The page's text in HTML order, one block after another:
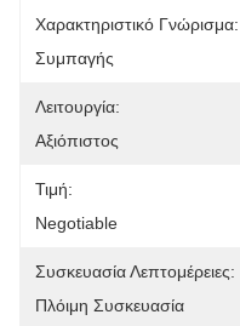
Χαρακτηριστικό Γνώρισμα:
Συμπαγής
Λειτουργία:
Αξιόπιστος
Τιμή:
Negotiable
Συσκευασία Λεπτομέρειες:
Πλόιμη Συσκευασία